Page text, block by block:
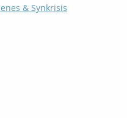
& Synkrisis